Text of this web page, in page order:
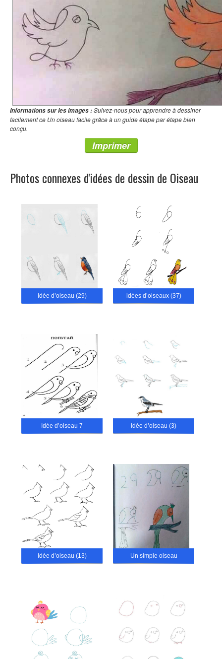
Informations sur les images :Suivez-nous pour apprendre à dessiner
facilement ce Un oiseau facile grâce à un guide étape par étape bien
conçu.
Imprimer
Photos connexes d'idées de dessin de Oiseau
Idée d’oiseau (29) idées d’oiseaux (37)
Idée d’oiseau 7 Idée d’oiseau (3)
Idée d’oiseau (13) Un simple oiseau